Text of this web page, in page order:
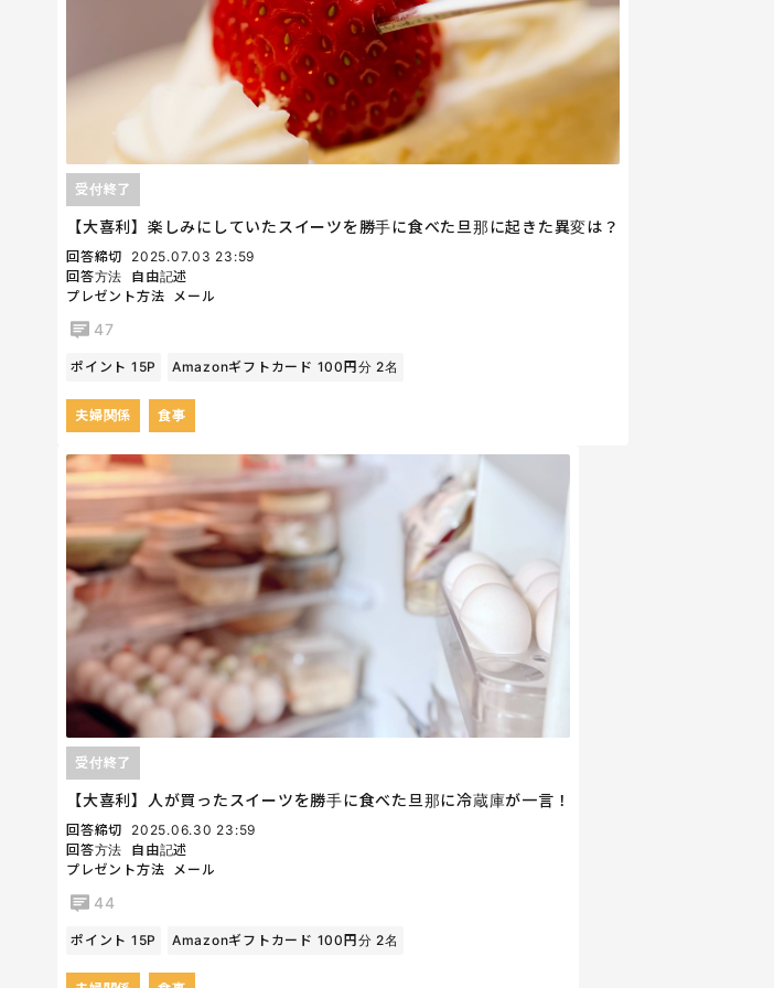
【大喜利】楽しみにしていたスイーツを勝手に食べた旦那に起きた異変は？
受付終了
回答締切
2025.07.03 23:59
回答方法
自由記述
プレゼント方法
メール
47
ポイント 15P Amazonギフトカード 100円分 2名
夫婦関係 食事
【大喜利】人が買ったスイーツを勝手に食べた旦那に冷蔵庫が一言！
受付終了
回答締切
2025.06.30 23:59
回答方法
自由記述
プレゼント方法 メール
44
ポイント 15P Amazonギフトカード 100円分 2名